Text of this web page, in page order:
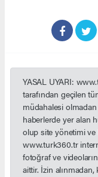
YASAL UYARI:
tarafından geçilen
müdahalesi
haberlerde yer alan
olup site yönetimi
www.turk360.tr
fotoğraf ve
aittir. İzin